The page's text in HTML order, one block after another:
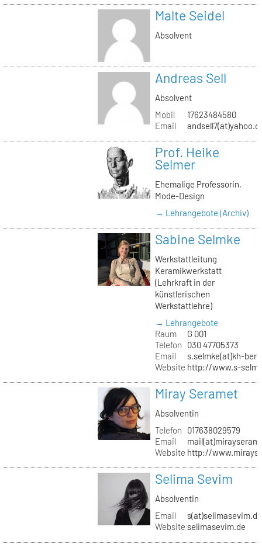
Malte Seidel
Absolvent
Andreas Sell
Absolvent
Mobil
17623484580
Email
Prof. Heike
Selmer
Ehemalige Professorin,
Mode-Design
→ Lehrangebote (Archiv)
Sabine Selmke
Werkstattleitung
Keramikwerkstatt
(Lehrkraft in der
künstlerischen
Werkstattlehre)
→ Lehrangebote
Raum
G 001
Telefon
030 47705373
Email
s.selmke(at)kh-
Website http://www.s-
Miray Seramet
Absolventin
Telefon
017638029579
Email
Website http://
Selima Sevim
Absolventin
Email
s(at)selimasevim.de
Website selimasevim.de